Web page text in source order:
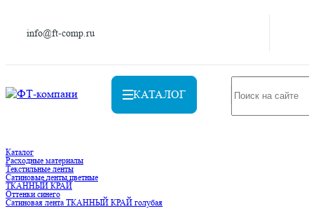
info@ft-comp.ru
КАТАЛОГ
Каталог
Расходные материалы
Текстильные ленты
Сатиновые ленты цветные
ТКАННЫЙ КРАЙ
Оттенки синего
Сатиновая лента ТКАННЫЙ КРАЙ голубая